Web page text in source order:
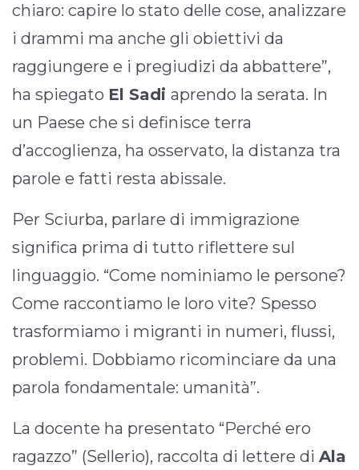
chiaro: capire lo stato delle cose, analizzare
i drammi ma anche gli obiettivi da
raggiungere e i pregiudizi da abbattere”,
ha spiegato El Sadi aprendo la serata. In
un Paese che si definisce terra
d’accoglienza, ha osservato, la distanza tra
parole e fatti resta abissale.
Per Sciurba, parlare di immigrazione
significa prima di tutto riflettere sul
linguaggio. “Come nominiamo le persone?
Come raccontiamo le loro vite? Spesso
trasformiamo i migranti in numeri, flussi,
problemi. Dobbiamo ricominciare da una
parola fondamentale: umanità”.
La docente ha presentato “Perché ero
ragazzo” (Sellerio), raccolta di lettere di Ala